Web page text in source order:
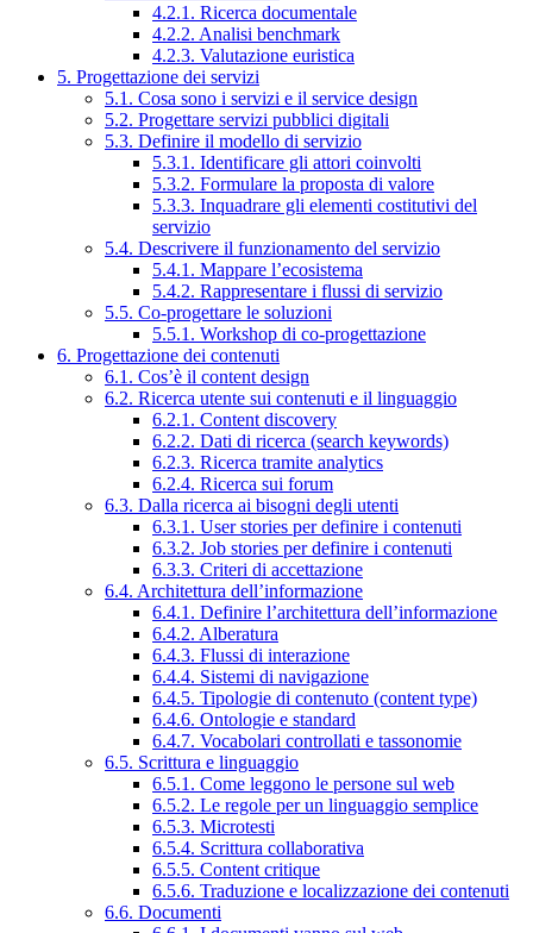
4.2.1. Ricerca documentale
4.2.2. Analisi benchmark
4.2.3. Valutazione euristica
5. Progettazione dei servizi
5.1. Cosa sono i servizi e il service design
5.2. Progettare servizi pubblici digitali
5.3. Definire il modello di servizio
5.3.1. Identificare gli attori coinvolti
5.3.2. Formulare la proposta di valore
5.3.3. Inquadrare gli elementi costitutivi del
servizio
5.4. Descrivere il funzionamento del servizio
5.4.1. Mappare l’ecosistema
5.4.2. Rappresentare i flussi di servizio
5.5. Co-progettare le soluzioni
5.5.1. Workshop di co-progettazione
6. Progettazione dei contenuti
6.1. Cos’è il content design
6.2. Ricerca utente sui contenuti e il linguaggio
6.2.1. Content discovery
6.2.2. Dati di ricerca (search keywords)
6.2.3. Ricerca tramite analytics
6.2.4. Ricerca sui forum
6.3. Dalla ricerca ai bisogni degli utenti
6.3.1. User stories per definire i contenuti
6.3.2. Job stories per definire i contenuti
6.3.3. Criteri di accettazione
6.4. Architettura dell’informazione
6.4.1. Definire l’architettura dell’informazione
6.4.2. Alberatura
6.4.3. Flussi di interazione
6.4.4. Sistemi di navigazione
6.4.5. Tipologie di contenuto (content type)
6.4.6. Ontologie e standard
6.4.7. Vocabolari controllati e tassonomie
6.5. Scrittura e linguaggio
6.5.1. Come leggono le persone sul web
6.5.2. Le regole per un linguaggio semplice
6.5.3. Microtesti
6.5.4. Scrittura collaborativa
6.5.5. Content critique
6.5.6. Traduzione e localizzazione dei contenuti
6.6. Documenti